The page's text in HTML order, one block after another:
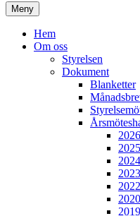
Meny Hoppa
till
innehåll
Hem
Om oss
Styrelsen
Dokument
Blanketter
2026
2025
2024
2023
2022
2020
2019